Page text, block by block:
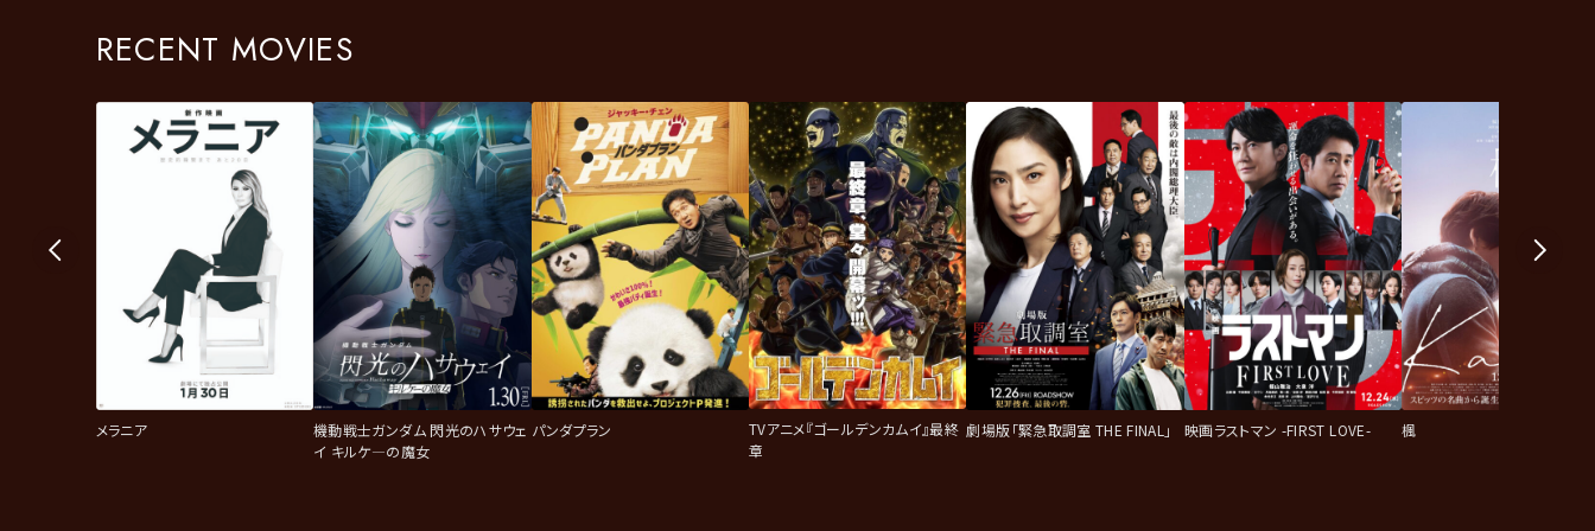
RECENT MOVIES
メラニア
機動戦士ガンダム 閃光のハサウェ
イ キルケ―の魔女
パンダプラン
TVアニメ『ゴールデンカムイ』最終
章
劇場版「緊急取調室 THE FINAL」 映画ラストマン -FIRST LOVE- 楓